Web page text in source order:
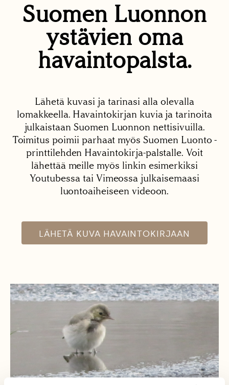
Suomen Luonnon
ystävien oma
havaintopalsta.
Lähetä kuvasi ja tarinasi alla olevalla
lomakkeella. Havaintokirjan kuvia ja tarinoita
julkaistaan Suomen Luonnon nettisivuilla.
Toimitus poimii parhaat myös Suomen Luonto -
printtilehden Havaintokirja-palstalle. Voit
lähettää meille myös linkin esimerkiksi
Youtubessa tai Vimeossa julkaisemaasi
luontoaiheiseen videoon.
LÄHETÄ KUVA HAVAINTOKIRJAAN